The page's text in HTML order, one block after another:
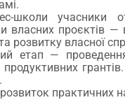
школи учасники
власних проєктів
розвитку власної
етап —
продуктивних
практичних